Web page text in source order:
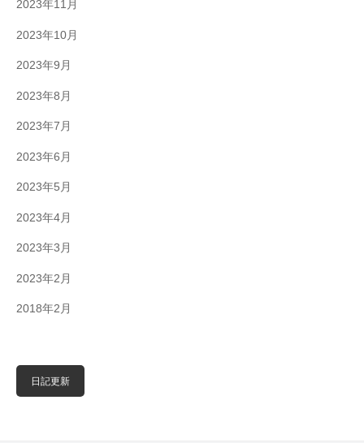
2023年11月
2023年10月
2023年9月
2023年8月
2023年7月
2023年6月
2023年5月
2023年4月
2023年3月
2023年2月
2018年2月
日記更新